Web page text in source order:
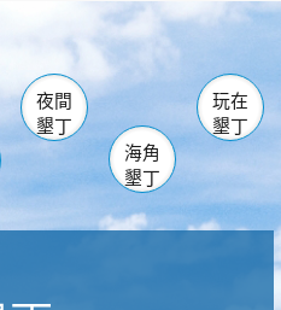
南仁湖
佳樂水
森林遊樂區
墾管處遊客中心
社頂公園 風吹沙
船帆石 龍磐公園
香蕉灣
砂島
鵝鑾鼻
夜間
墾丁
海角
墾丁
玩在
墾丁